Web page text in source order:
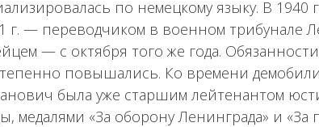
по немецкому языку. В 1940
г. — переводчиком в военном трибунале
— с октября того же года.
повышались. Ко времени
была уже старшим лейтенантом
медалями «За оборону Ленинграда» и «За